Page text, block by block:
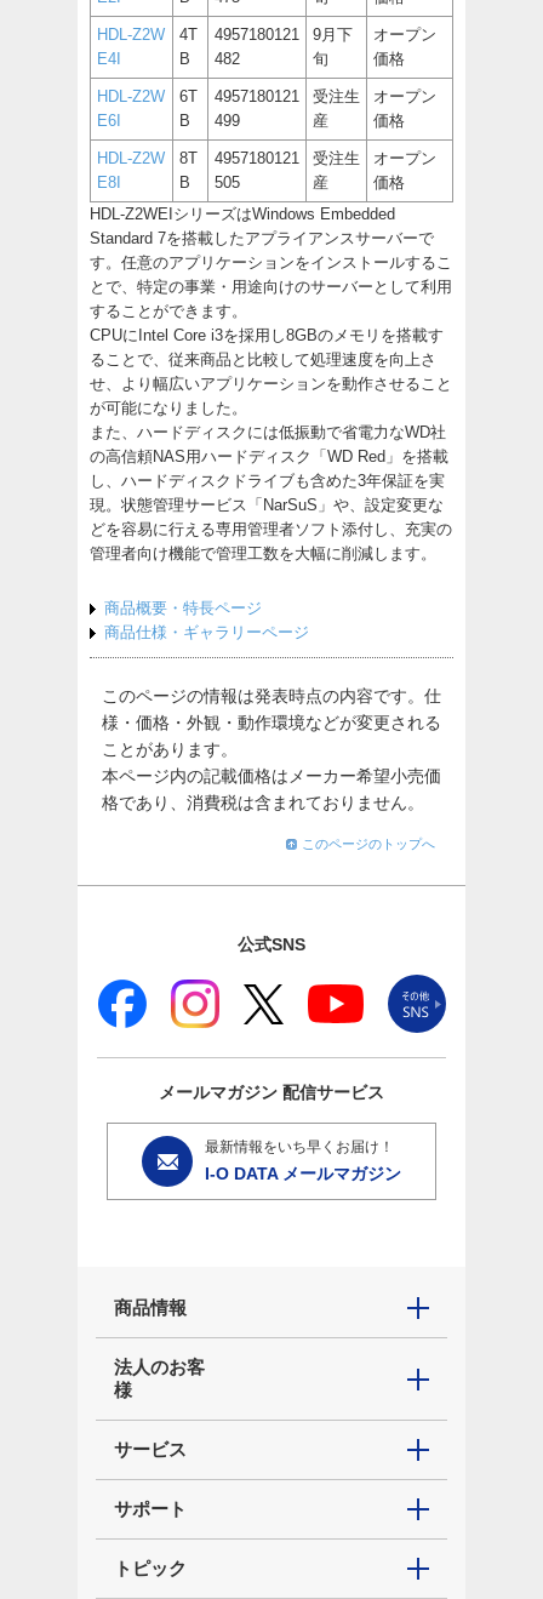
HDL-Z2W
E4I
4T
B
4957180121
482
9月下
旬
オープン
価格
HDL-Z2W
E6I
6T
B
4957180121
499
受注生
産
オープン
価格
HDL-Z2W
E8I
8T
B
4957180121
505
受注生
産
オープン
価格
HDL-Z2WEIシリーズはWindows Embedded
Standard 7を搭載したアプライアンスサーバーで
す。任意のアプリケーションをインストールするこ
とで、特定の事業・用途向けのサーバーとして利用
することができます。
CPUにIntel Core i3を採用し8GBのメモリを搭載す
ることで、従来商品と比較して処理速度を向上さ
せ、より幅広いアプリケーションを動作させること
が可能になりました。
また、ハードディスクには低振動で省電力なWD社
の高信頼NAS用ハードディスク「WD Red」を搭載
し、ハードディスクドライブも含めた3年保証を実
現。状態管理サービス「NarSuS」や、設定変更な
どを容易に行える専用管理者ソフト添付し、充実の
管理者向け機能で管理工数を大幅に削減します。
商品概要・特長ページ
商品仕様・ギャラリーページ
このページの情報は発表時点の内容です。仕
様・価格・外観・動作環境などが変更される
ことがあります。
本ページ内の記載価格はメーカー希望小売価
格であり、消費税は含まれておりません。
このページのトップへ
公式SNS
メールマガジン 配信サービス
最新情報をいち早くお届け！
I-O DATA メールマガジン
商品情報
法人のお客
様
サービス
サポート
トピック